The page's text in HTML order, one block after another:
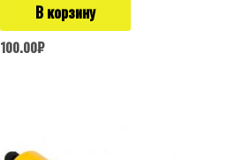
В корзину
100.00₽